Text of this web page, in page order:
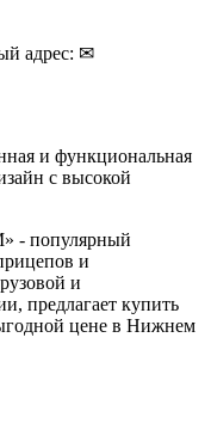
адрес: ✉
и функциональная
с высокой
- популярный
и
и
предлагает купить
цене в Нижнем